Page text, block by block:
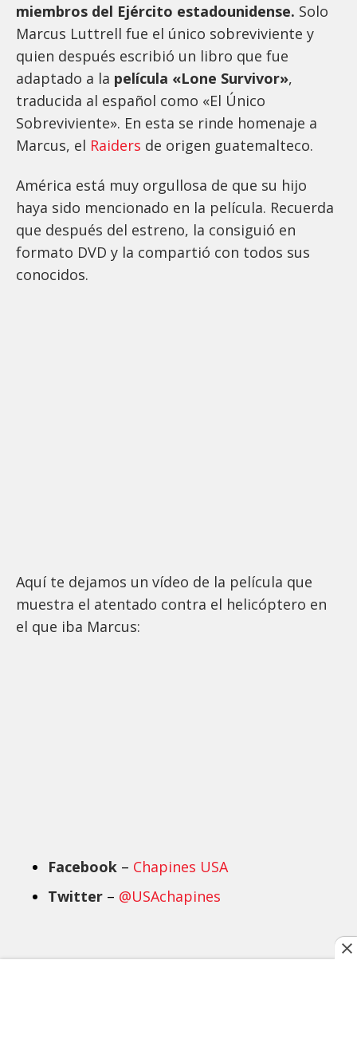
miembros del Ejército estadounidense. Solo
Marcus Luttrell fue el único sobreviviente y
quien después escribió un libro que fue
adaptado a la película «Lone Survivor»,
traducida al español como «El Único
Sobreviviente». En esta se rinde homenaje a
Marcus, el Raiders de origen guatemalteco.
América está muy orgullosa de que su hijo
haya sido mencionado en la película. Recuerda
que después del estreno, la consiguió en
formato DVD y la compartió con todos sus
conocidos.
Aquí te dejamos un vídeo de la película que
muestra el atentado contra el helicóptero en
el que iba Marcus:
Facebook – Chapines USA
Twitter – @USAchapines